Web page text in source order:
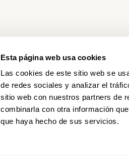
Esta página web usa cookies
Las cookies de este sitio web se
de redes sociales y analizar el
sitio web con nuestros partners de
combinarla con otra información
que haya hecho de sus servicios.